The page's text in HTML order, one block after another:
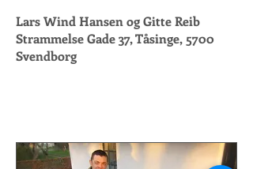
Lars Wind Hansen og Gitte Reib
Strammelse Gade 37, Tåsinge, 5700
Svendborg